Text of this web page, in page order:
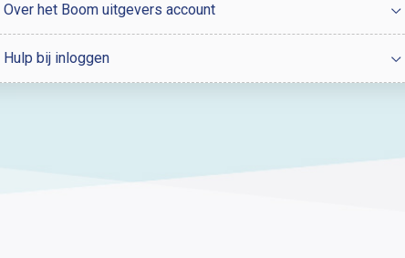
Over het Boom uitgevers account
Hulp bij inloggen